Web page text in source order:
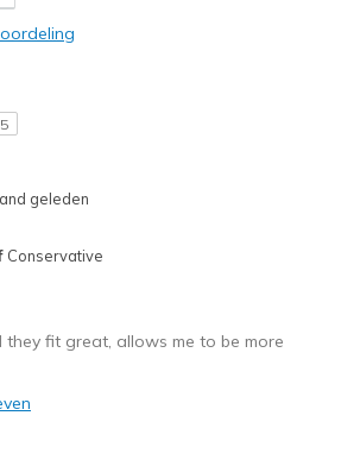
Feels true to size
5
geleden
Conservative
they fit great, allows me to be more